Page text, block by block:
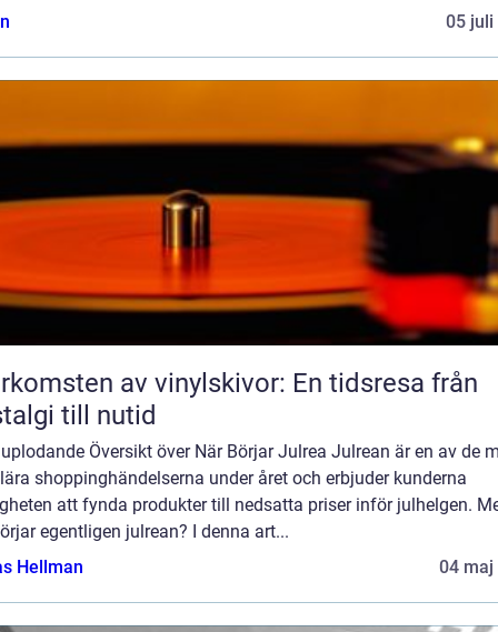
05 juli
av vinylskivor: En tidsresa från
till nutid
Översikt över När Börjar Julrea Julrean är en av de
shoppinghändelserna under året och erbjuder kunderna
att fynda produkter till nedsatta priser inför julhelgen.
egentligen julrean? I denna art...
Hellman
04 maj